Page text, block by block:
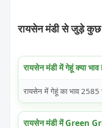
रायसेन मंडी से जुड़े कुछ
रायसेन मंडी में गेहूं क्या भाव
रायसेन में गेहूं का भाव
रायसेन मंडी में Green